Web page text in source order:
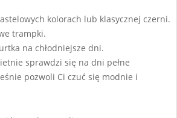
kolorach lub klasycznej czerni.
trampki.
na chłodniejsze dni.
sprawdzi się na dni pełne
pozwoli Ci czuć się modnie i